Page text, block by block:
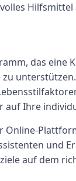
das
Ihre
und
auf dem